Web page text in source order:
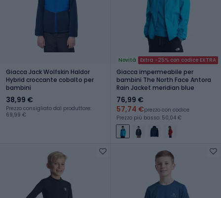
Giacca Jack Wolfskin Haldor
Hybrid croccante cobalto per
bambini
38,99 €
Prezzo consigliato dal produttore:
69,99 €
Novità Extra -25% con codice EXTRA
Giacca impermeabile per
bambini The North Face Antora
Rain Jacket meridian blue
76,99 €
57,74 €prezzo con codice
Prezzo più basso: 50,04 €